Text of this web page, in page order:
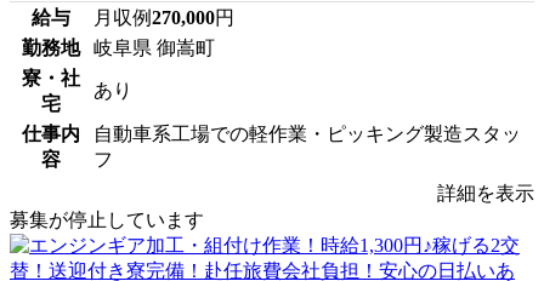
給与 月収例270,000円
勤務地
岐阜県 御嵩町
寮・社
宅
あり
仕事内
容
自動車系工場での軽作業・ピッキング製造スタッ
フ
詳細を表示
募集が停止しています